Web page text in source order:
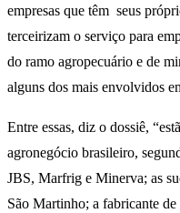
empresas que têm seus
terceirizam o serviço para
do ramo agropecuário e de
alguns dos mais envolvidos
Entre essas, diz o dossiê,
agronegócio brasileiro,
JBS, Marfrig e Minerva; as
São Martinho; a fabricante